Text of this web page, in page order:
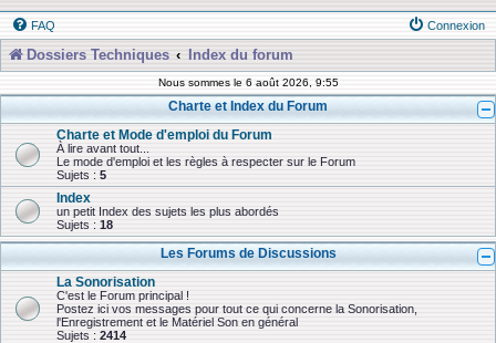
FAQ Connexion
Dossiers Techniques Index du forum
Nous sommes le 6 août 2026, 9:55
Charte et Index du Forum
Charte et Mode d'emploi du Forum
À lire avant tout...
Le mode d'emploi et les règles à respecter sur le Forum
Sujets : 5
Index
un petit Index des sujets les plus abordés
Sujets : 18
Les Forums de Discussions
La Sonorisation
C'est le Forum principal !
Postez ici vos messages pour tout ce qui concerne la Sonorisation,
l'Enregistrement et le Matériel Son en général
Sujets : 2414